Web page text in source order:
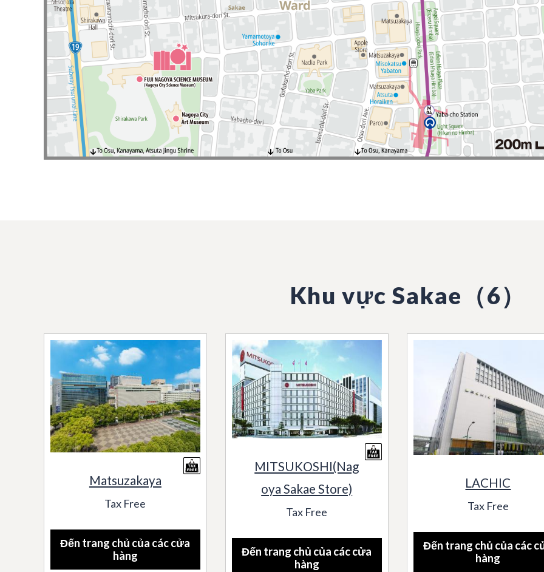
Khu vực Sakae（6）
Matsuzakaya
Tax Free
Đến trang chủ của các cửa
hàng
MITSUKOSHI(Nag
oya Sakae Store)
Tax Free
Đến trang chủ của các cửa
hàng
LACHIC
Tax Free
Đến trang chủ của các
hàng